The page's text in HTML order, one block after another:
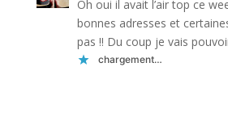
Oh oui il avait l’air top ce
bonnes adresses et
pas !! Du coup je vais
chargement…